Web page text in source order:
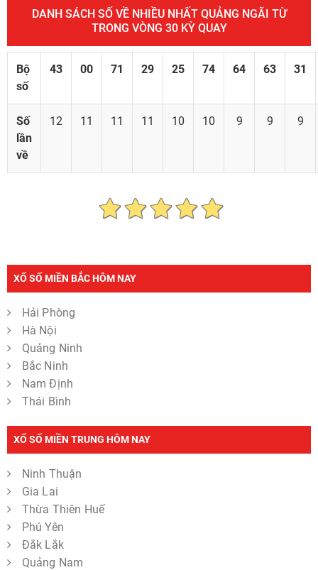
XỔ SỐ MIỀN BẮC HÔM NAY
Hải Phòng
Hà Nội
Quảng Ninh
Bắc Ninh
Nam Định
Thái Bình
XỔ SỐ MIỀN TRUNG HÔM NAY
Ninh Thuận
Gia Lai
Thừa Thiên Huế
Phú Yên
Đắk Lắk
Quảng Nam
DANH SÁCH SỐ VỀ NHIỀU NHẤT QUẢNG NGÃI TỪ
TRONG VÒNG 30 KỲ QUAY
Bộ
số
43 00 71 29 25 74 64 63 31
Số
lần
về
12 11 11 11 10 10 9 9 9